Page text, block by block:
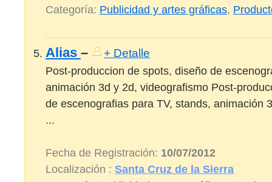
Categoría: Publicidad y artes gráficas,
Alias –
+ Detalle
Post-produccion de spots, diseño de
animación 3d y 2d, videografismo Post-
de escenografias para TV, stands, animación
...
Fecha de Registración: 10/07/2012
Localización : Santa Cruz de la Sierra